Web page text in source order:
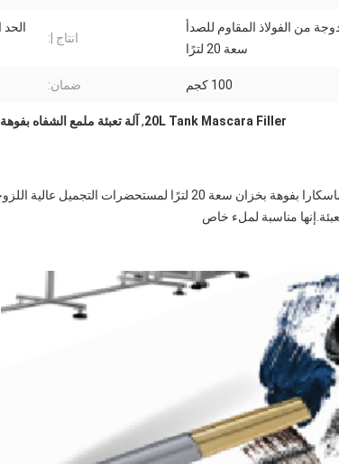
من الفولاذ المقاوم للصدأ
سعة 20 لترًا
انتاج |:
100 كجم ضمان:
20L Tank Mascara Filler
, آلة تعبئة ملمع الشفاه بفوهة
لترًا لمستحضرات التجميل عالية اللزوجة
مناسبة لملء خاص